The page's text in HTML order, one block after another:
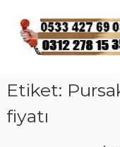
content
Etiket:
fiyatı